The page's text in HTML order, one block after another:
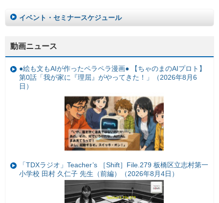
イベント・セミナースケジュール
動画ニュース
●絵も文もAIが作ったペラペラ漫画● 【ちゃのまのAIプロト】
第0話「我が家に『理屈』がやってきた！」（2026年8月6
日）
「TDXラジオ」Teacher’s ［Shift］File.279 板橋区立志村第一
小学校 田村 久仁子 先生（前編）（2026年8月4日）